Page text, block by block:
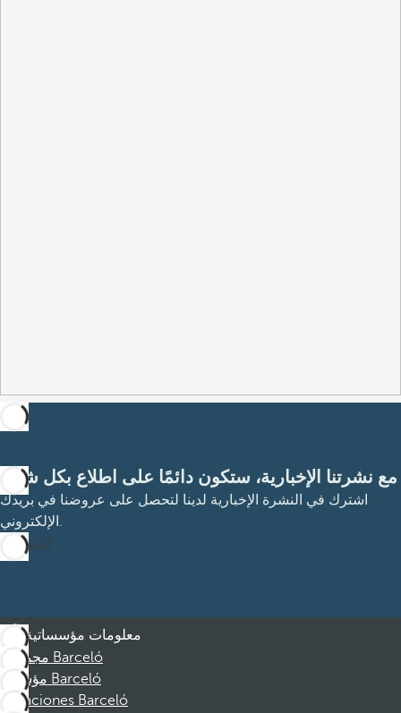
مع نشرتنا الإخبارية، ستكون دائمًا على اطلاع بكل شيء
اشترك في النشرة الإخبارية لدينا لتحصل على عروضنا في بريدك
الإلكتروني.
الاشتراك
معلومات مؤسساتية
مجموعة Barceló
مؤسسة Barceló
Vacaciones Barceló